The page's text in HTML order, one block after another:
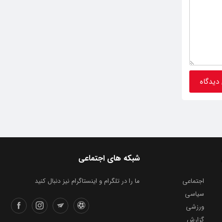
شبکه های اجتماعی
ما را در تلگرام و اینستاگرام نیز دنبال کنید
اجتماعی
سیاسی
ورزشی
گزارش